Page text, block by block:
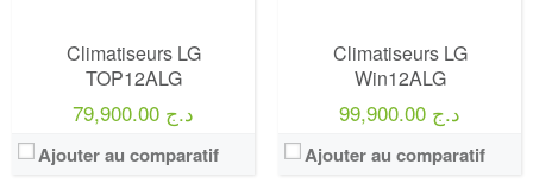
Climatiseurs LG
TOP12ALG
79,900.00 د.ج
Ajouter au comparatif
Climatiseurs LG
Win12ALG
99,900.00 د.ج
Ajouter au comparatif